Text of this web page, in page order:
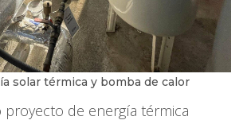
solar térmica y bomba de calor
proyecto de energía térmica